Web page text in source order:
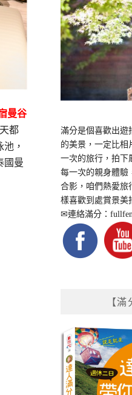
曼谷
都
，
國曼
滿分是個喜歡出遊
的美景，一定比相
一次的旅行，拍下
每一次的親身體驗
合影，咱們熱愛旅
樣喜歡到處賞景美
✉連絡滿分：
【